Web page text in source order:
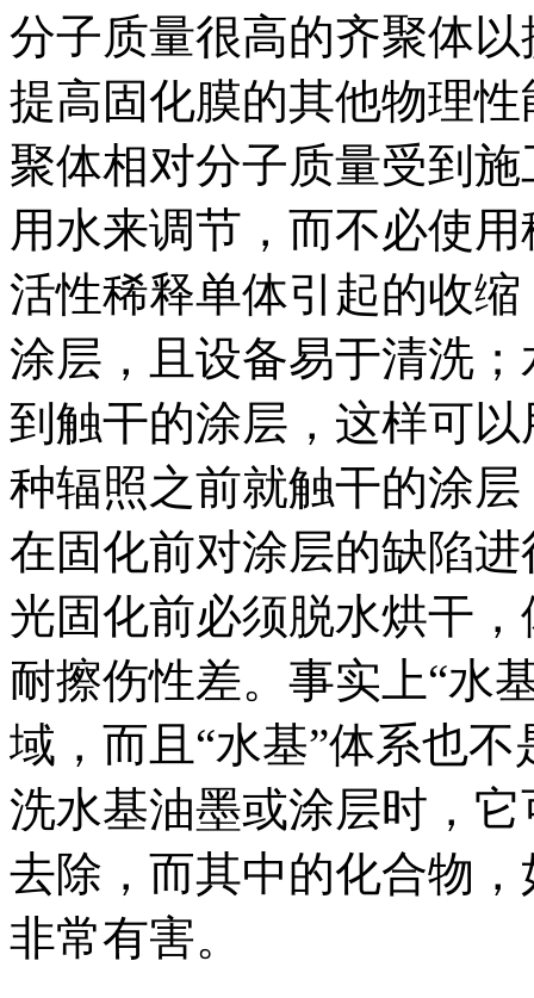
分子质量很高的齐聚体
提高固化膜的其他物理
聚体相对分子质量受到
用水来调节，而不必使
活性稀释单体引起的收
涂层，且设备易于清洗
到触干的涂层，这样可
种辐照之前就触干的涂
在固化前对涂层的缺陷
光固化前必须脱水烘干
耐擦伤性差。事实上“水
域，而且“水基”体系也
洗水基油墨或涂层时，
去除，而其中的化合物
非常有害。